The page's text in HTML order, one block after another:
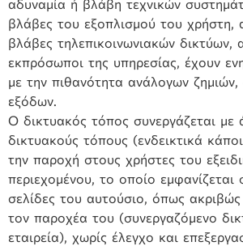
αδυναμία ή βλάβη τεχνικών
βλάβες του εξοπλισμού του χρήστη,
βλάβες τηλεπικοινωνιακών δικτύων,
εκπρόσωποι της υπηρεσίας, έχουν
με την πιθανότητα ανάλογων
εξόδων.
Ο δικτυακός τόπος συνεργάζεται με
δικτυακούς τόπους (ενδεικτικά
την παροχή στους χρήστες του
περιεχομένου, το οποίο εμφανίζεται
σελίδες του αυτούσιο, όπως
τον παροχέα του (συνεργαζόμενο
εταιρεία), χωρίς έλεγχο και